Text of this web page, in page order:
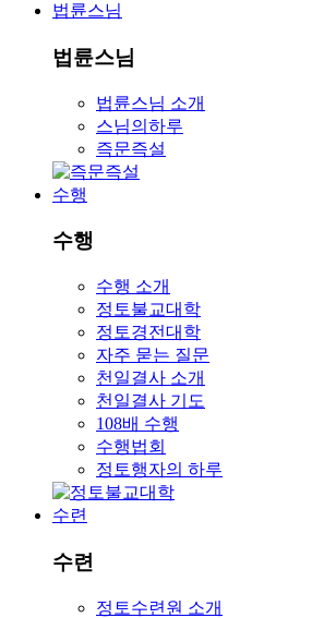
법륜스님
법륜스님
법륜스님 소개
스님의하루
즉문즉설
수행
수행
수행 소개
정토불교대학
정토경전대학
자주 묻는 질문
천일결사 소개
천일결사 기도
108배 수행
수행법회
정토행자의 하루
수련
수련
정토수련원 소개